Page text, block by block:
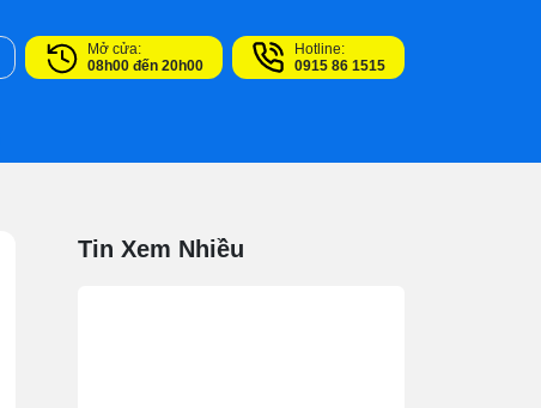
Mở cửa:
08h00 đến 20h00
Hotline:
0915 86 1515
Tin Xem Nhiều